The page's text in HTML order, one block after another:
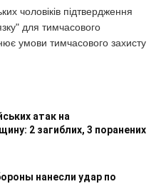
чоловіків підтвердження
для тимчасового
умови тимчасового захисту
атак на
2 загиблих, 3 поранених
нанесли удар по